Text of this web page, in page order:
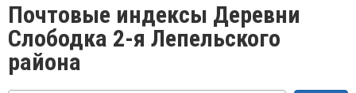
Почтовые индексы Деревни
Слободка 2-я Лепельского
района